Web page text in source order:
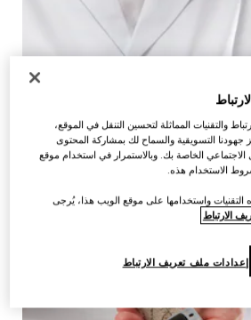
والتقنيات المماثلة لتحسين التنقل في الموقع،
جهودنا التسويقية والسماح لك بمشاركة المحتوى
الخاصة بك. وبالاستمرار في استخدام موقع
الاستخدام هذه.
واستخدامها على موقع الويب هذا، يُرجى
الارتباط
إعدادات ملف تعريف الارتباط